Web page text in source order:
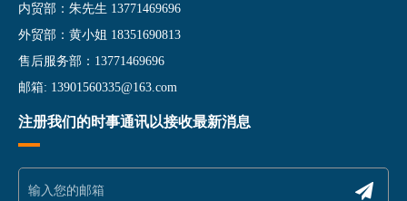
内贸部：朱先生 13771469696
外贸部：黄小姐 18351690813
售后服务部：13771469696
邮箱: 13901560335@163.com
注册我们的时事通讯以接收最新消息